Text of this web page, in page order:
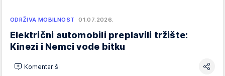
ODRŽIVA MOBILNOST 01.07.2026.
Električni automobili preplavili tržište:
Kinezi i Nemci vode bitku
Komentariši